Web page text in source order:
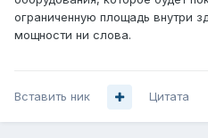
ограниченную площадь внутри
мощности ни слова.
Вставить ник Цитата